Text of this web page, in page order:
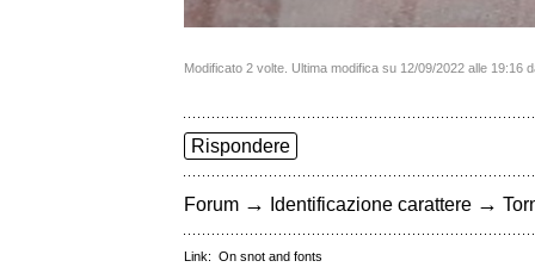
Modificato 2 volte. Ultima modifica su 12/09/2022 alle 19:16
Rispondere
Forum → Identificazione carattere →
Link: On snot and fonts